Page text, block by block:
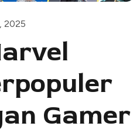
2025
Gamer